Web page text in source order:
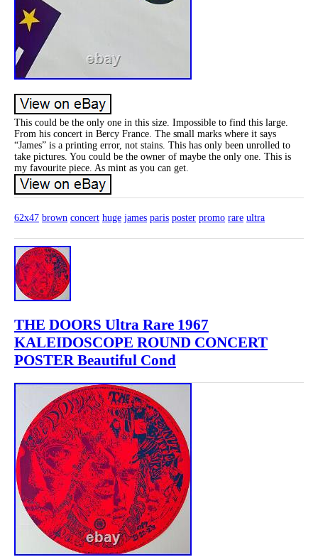
This could be the only one in this size. Impossible to find this large.
From his concert in Bercy France. The small marks where it says
“James” is a printing error, not stains. This has only been unrolled to
take pictures. You could be the owner of maybe the only one. This is
my favourite piece. As mint as you can get.
62x47 brown concert huge james paris poster promo rare ultra
THE DOORS Ultra Rare 1967
KALEIDOSCOPE ROUND CONCERT
POSTER Beautiful Cond